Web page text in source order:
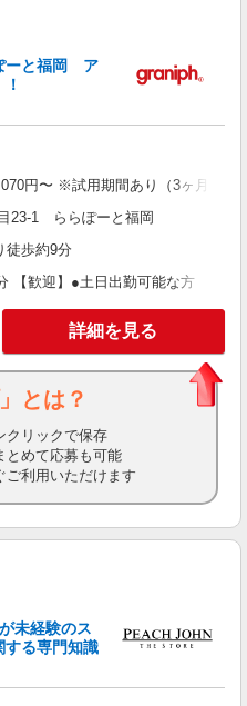
ーと福岡 ア
円〜 ※試用期間あり（3ヶ月間）
23-1 ららぽーと福岡
徒歩約9分
【歓迎】●土日出勤可能な方 ●11
詳細を見る
とは？
クリックで保存
とめて応募も可能
ご利用いただけます
未経験のス
する専門知識